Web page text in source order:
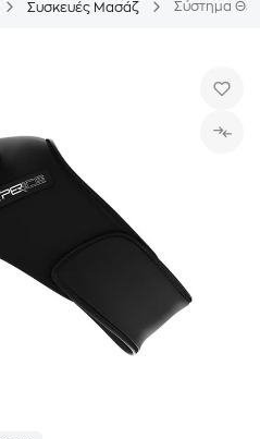
Συσκευές Μασάζ